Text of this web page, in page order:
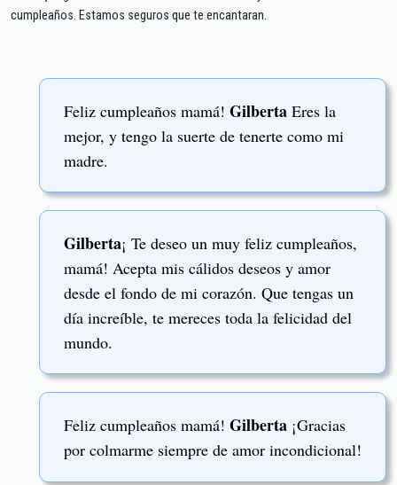
cumpleaños. Estamos seguros que te encantaran.
Feliz cumpleaños mamá! Gilberta Eres la
mejor, y tengo la suerte de tenerte como mi
madre.
Gilberta¡ Te deseo un muy feliz cumpleaños,
mamá! Acepta mis cálidos deseos y amor
desde el fondo de mi corazón. Que tengas un
día increíble, te mereces toda la felicidad del
mundo.
Feliz cumpleaños mamá! Gilberta ¡Gracias
por colmarme siempre de amor incondicional!